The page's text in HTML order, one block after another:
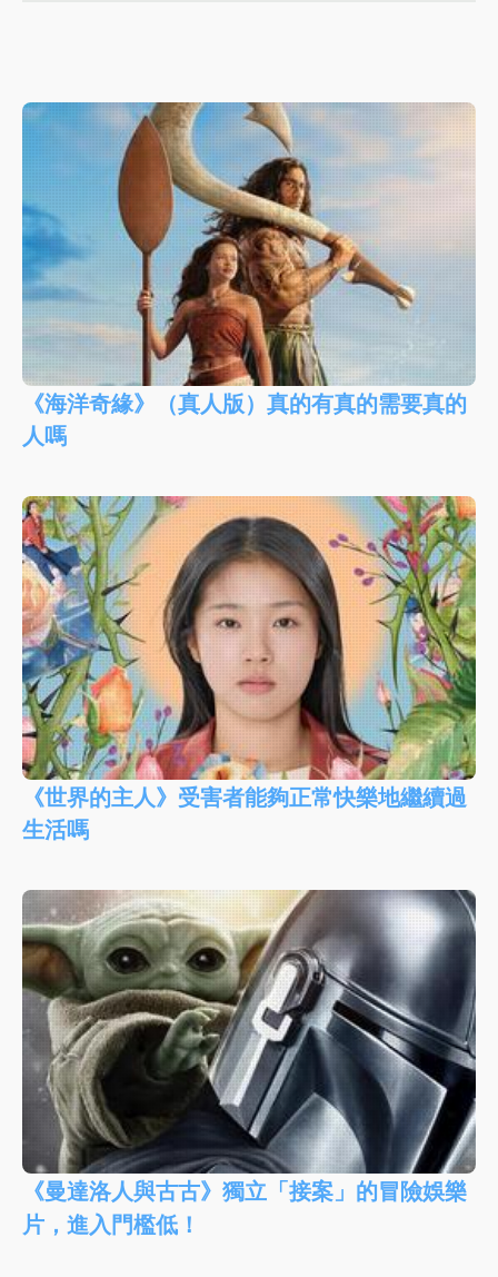
《海洋奇緣》（真人版）真的有真的需要真的
人嗎
《世界的主人》受害者能夠正常快樂地繼續過
生活嗎
《曼達洛人與古古》獨立「接案」的冒險娛樂
片，進入門檻低！